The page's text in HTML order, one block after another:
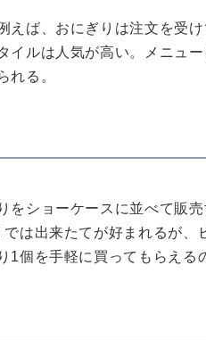
ば、おにぎりは注文を受
イルは人気が高い。メニュ
れる。
ショーケースに並べて販
は出来たてが好まれるが、
個を手軽に買ってもらえる